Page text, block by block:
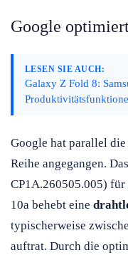
Google
LESEN SIE AUCH:
Galaxy Z Fold 8:
Google hat parallel
Reihe angegangen.
CP1A.260505.005)
10a behebt eine
typischerweise
auftrat. Durch die